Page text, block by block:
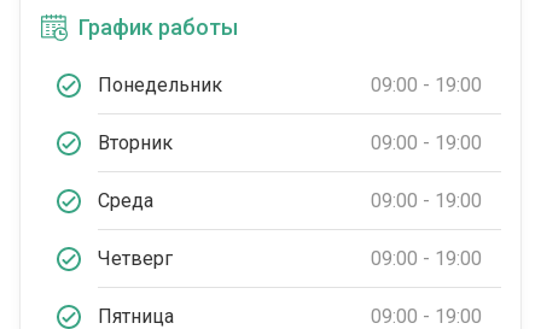
График работы
Понедельник 09:00 - 19:00
Вторник 09:00 - 19:00
Среда 09:00 - 19:00
Четверг 09:00 - 19:00
Пятница 09:00 - 19:00